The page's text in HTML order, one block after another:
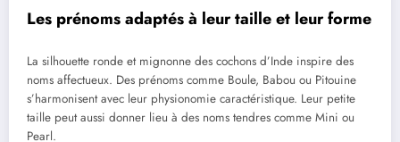
Les prénoms adaptés à leur taille et leur forme
La silhouette ronde et mignonne des cochons d’Inde inspire des
noms affectueux. Des prénoms comme Boule, Babou ou Pitouine
s’harmonisent avec leur physionomie caractéristique. Leur petite
taille peut aussi donner lieu à des noms tendres comme Mini ou
Pearl.